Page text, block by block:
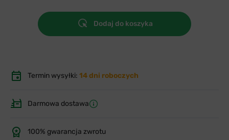
Dodaj do koszyka
Termin wysyłki: 14 dni roboczych
Darmowa dostawa
100% gwarancja zwrotu